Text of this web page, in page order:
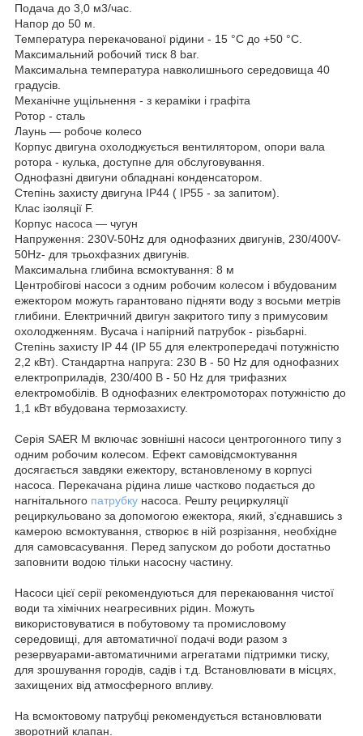
Подача до 3,0 м3/час.
Напор до 50 м.
Температура перекачованої рідини - 15 °С до +50 °С.
Максимальний робочий тиск 8 bar.
Максимальна температура навколишнього середовища 40
градусів.
Механічне ущільнення - з кераміки і графіта
Ротор - сталь
Лаунь — робоче колесо
Корпус двигуна охолоджується вентилятором, опори вала
ротора - кулька, доступне для обслуговування.
Однофазні двигуни обладнані конденсатором.
Степінь захисту двигуна IP44 ( IP55 - за запитом).
Клас ізоляції F.
Корпус насоса — чугун
Напруження: 230V-50Hz для однофазних двигунів, 230/400V-
50Hz- для трьохфазних двигунів.
Максимальна глибина всмоктування: 8 м
Центробігові насоси з одним робочим колесом і вбудованим
ежектором можуть гарантовано підняти воду з восьми метрів
глибини. Електричний двигун закритого типу з примусовим
охолодженням. Вусача і напірний патрубок - різьбарні.
Степінь захисту IP 44 (IP 55 для електропередачі потужністю
2,2 кВт). Стандартна напруга: 230 B - 50 Hz для однофазних
електроприладів, 230/400 В - 50 Hz для трифазних
електромобілів. В однофазних електромоторах потужністю до
1,1 кВт вбудована термозахисту.
Серія SAER М включає зовнішні насоси центрогонного типу з
одним робочим колесом. Ефект самовідсмоктування
досягається завдяки ежектору, встановленому в корпусі
насоса. Перекачана рідина лише частково подається до
нагнітального патрубку насоса. Решту рециркуляції
рециркульовано за допомогою ежектора, який, з’єднавшись з
камерою всмоктування, створює в ній розрізання, необхідне
для самовсасування. Перед запуском до роботи достатньо
заповнити водою тільки насосну частину.
Насоси цієї серії рекомендуються для перекаювання чистої
води та хімічних неагресивних рідин. Можуть
використовуватися в побутовому та промисловому
середовищі, для автоматичної подачі води разом з
резервуарами-автоматичними агрегатами підтримки тиску,
для зрошування городів, садів і т.д. Встановлювати в місцях,
захищених від атмосферного впливу.
На всмоктовому патрубці рекомендується встановлювати
зворотний клапан.